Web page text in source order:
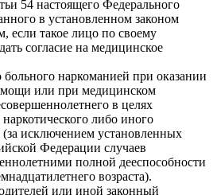
54 настоящего Федерального
в установленном законом
если такое лицо по своему
согласие на медицинское
больного наркоманией при оказании
или при медицинском
в целях
либо иного
(за исключением установленных
Федерации случаев
полной дееспособности
возраста).
или иной законный